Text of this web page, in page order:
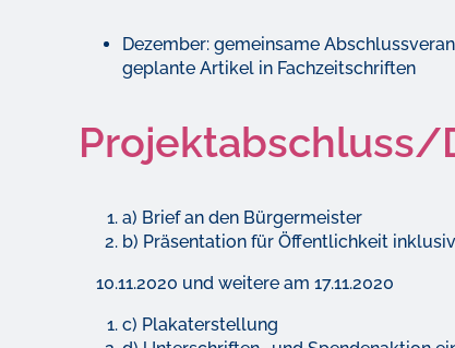
Dezember: gemeinsame
geplante Artikel in Fachzeitschriften
Projektabschluss/
a) Brief an den Bürgermeister
b) Präsentation für Öffentlichkeit
10.11.2020 und weitere am 17.11.2020
c) Plakaterstellung